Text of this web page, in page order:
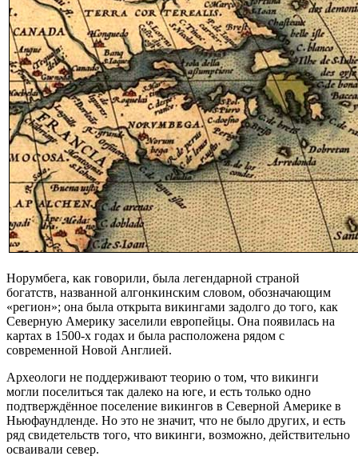
Норумбега, как говорили, была легендарной страной
богатств, названной алгонкинским словом, обозначающим
«регион»; она была открыта викингами задолго до того, как
Северную Америку заселили европейцы. Она появилась на
картах в 1500-х годах и была расположена рядом с
современной Новой Англией.
Археологи не поддерживают теорию о том, что викинги
могли поселиться так далеко на юге, и есть только одно
подтверждённое поселение викингов в Северной Америке в
Ньюфаундленде. Но это не значит, что не было других, и есть
ряд свидетельств того, что викинги, возможно, действительно
осваивали север.